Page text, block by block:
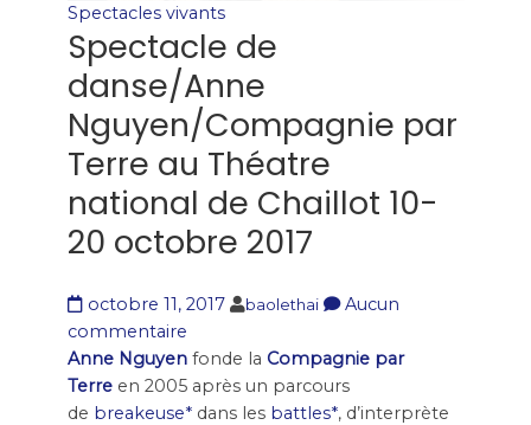
Spectacles vivants
Spectacle de
danse/Anne
Nguyen/Compagnie par
Terre au Théatre
national de Chaillot 10-
20 octobre 2017
octobre 11, 2017 baolethai
Aucun
commentaire
Anne Nguyenfonde la Compagnie par
Terreen 2005 après un parcours
de breakeuse*dans les battles*, d’interprète